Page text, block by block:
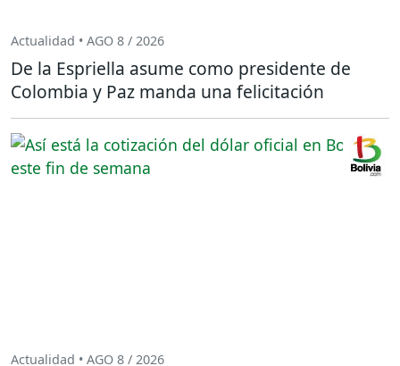
Actualidad • AGO 8 / 2026
De la Espriella asume como presidente de
Colombia y Paz manda una felicitación
Actualidad • AGO 8 / 2026